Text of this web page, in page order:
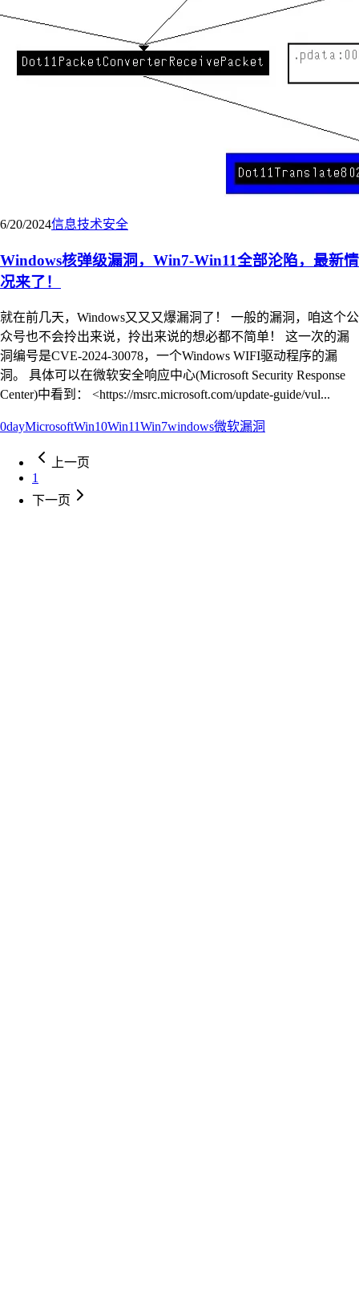
6/20/2024信息技术安全
Windows核弹级漏洞，Win7-Win11全部沦陷，最新情
况来了！
就在前几天，Windows又又又爆漏洞了！ 一般的漏洞，咱这个公
众号也不会拎出来说，拎出来说的想必都不简单！ 这一次的漏
洞编号是CVE-2024-30078，一个Windows WIFI驱动程序的漏
洞。 具体可以在微软安全响应中心(Microsoft Security Response
Center)中看到： <https://msrc.microsoft.com/update-guide/vul...
0dayMicrosoftWin10Win11Win7windows微软漏洞
上一页
1
下一页